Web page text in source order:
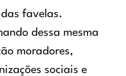
favelas.
dessa mesma
moradores,
sociais e